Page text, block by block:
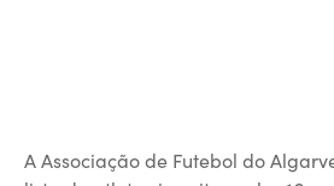
A Associação de Futebol do